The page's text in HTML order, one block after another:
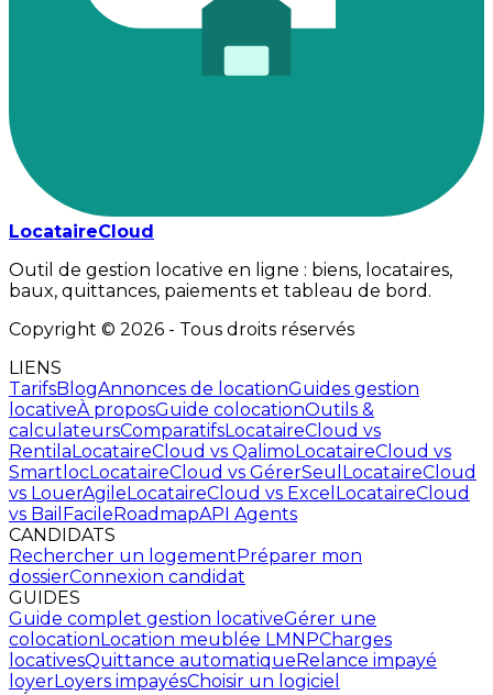
LocataireCloud
Outil de gestion locative en ligne : biens, locataires,
baux, quittances, paiements et tableau de bord.
Copyright © 2026 - Tous droits réservés
LIENS
TarifsBlogAnnonces de locationGuides gestion
locativeÀ proposGuide colocationOutils &
calculateursComparatifsLocataireCloud vs
Rentila LocataireCloud vs Qalimo LocataireCloud vs
SmartlocLocataireCloud vs GérerSeul LocataireCloud
vs LouerAgile LocataireCloud vs Excel LocataireCloud
vs BailFacile RoadmapAPI Agents
CANDIDATS
Rechercher un logement Préparer mon
dossierConnexion candidat
GUIDES
Guide complet gestion locativeGérer une
colocation Location meublée LMNPCharges
locativesQuittance automatique Relance impayé
loyerLoyers impayésChoisir un logiciel